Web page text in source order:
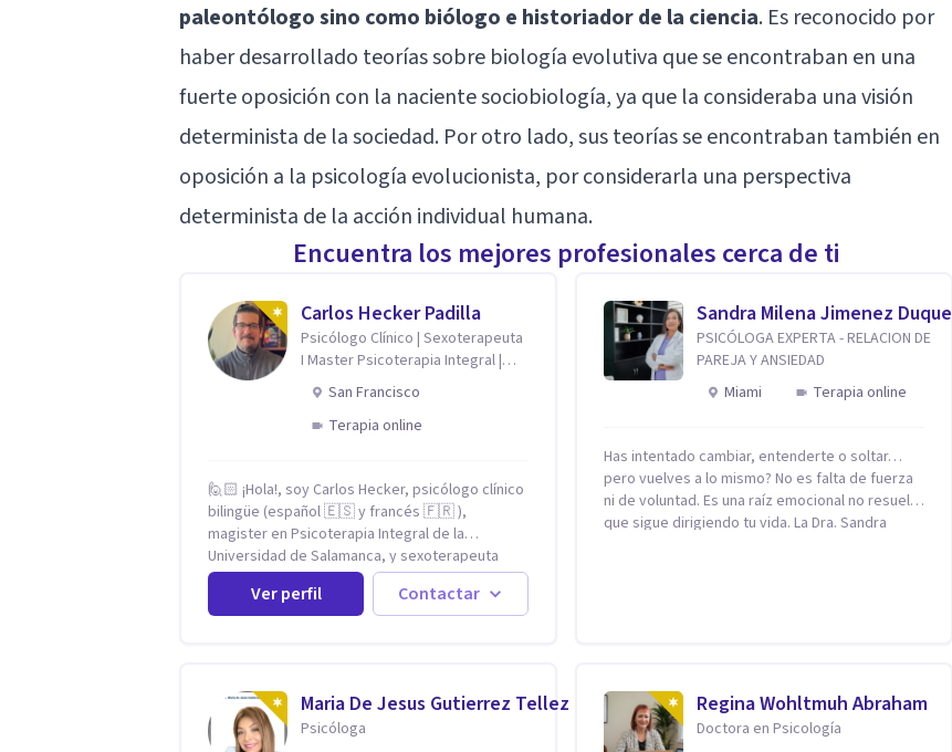
paleontólogo sino como biólogo e historiador de la ciencia. Es reconocido por
haber desarrollado teorías sobre biología evolutiva que se encontraban en una
fuerte oposición con la naciente sociobiología, ya que la consideraba una visión
determinista de la sociedad. Por otro lado, sus teorías se encontraban también en
oposición a la psicología evolucionista, por considerarla una perspectiva
determinista de la acción individual humana.
Encuentra los mejores profesionales cerca de ti
Carlos Hecker Padilla
Psicólogo Clínico | Sexoterapeuta
I Master Psicoterapia Integral |
Terapeuta de Pareja
San Francisco
Terapia online
🙋🏻 ¡Hola!, soy Carlos Hecker, psicólogo clínico
bilingüe (español 🇪🇸 y francés 🇫🇷 ),
magister en Psicoterapia Integral de la
Universidad de Salamanca, y sexoterapeuta
certificado en Francia. Trabajo con personas
que sienten que algo en su vida dejó de calzar:
ansiedad que se desborda, tristeza que no se
la sexualidad y la identidad que necesitan un
espacio seguro para ser habladas. Mi
orientación teórica integra una mirada
Ver perfil Contactar
Sandra Milena Jimenez Duque
PSICÓLOGA EXPERTA - RELACION DE
PAREJA Y ANSIEDAD
Miami
Terapia online
Has intentado cambiar, entenderte o soltar…
pero vuelves a lo mismo? No es falta de fuerza
ni de voluntad. Es una raíz emocional no resuelta
que sigue dirigiendo tu vida. La Dra. Sandra
complejos. Su enfoque terapéutico se
diferencia por una premisa clara: no trabaja el
síntoma, trabaja la raíz que lo origina. Su
Maria De Jesus Gutierrez Tellez
Psicóloga
Regina Wohltmuh Abraham
Doctora en Psicología